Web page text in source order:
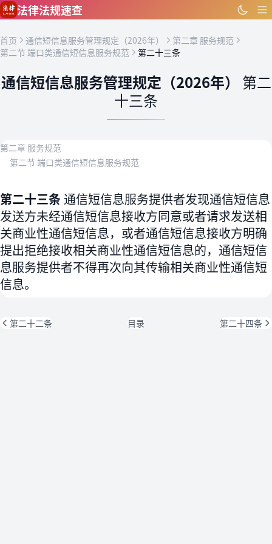
跳到主要内容
法律法规速查
首页 通信短信息服务管理规定（2026年）
第二章 服务规范
第二节 端口类通信短信息服务规范
第二十三条
通信短信息服务管理规定（2026年） 第二
十三条
第二章 服务规范
第二节 端口类通信短信息服务规范
第二十三条通信短信息服务提供者发现通信短信息
发送方未经通信短信息接收方同意或者请求发送相
关商业性通信短信息，或者通信短信息接收方明确
提出拒绝接收相关商业性通信短信息的，通信短信
息服务提供者不得再次向其传输相关商业性通信短
信息。
第二十二条 目录 第二十四条